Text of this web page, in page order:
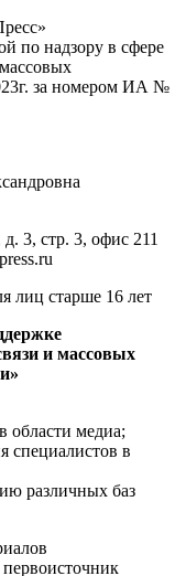
по надзору в сфере
за номером ИА №
3, стр. 3, офис 211
лиц старше 16 лет
и массовых
области медиа;
специалистов в
различных баз